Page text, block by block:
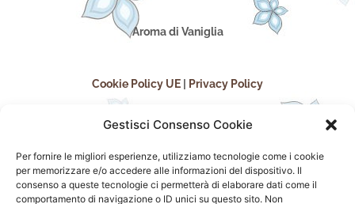
Gestisci Consenso Cookie
Per fornire le migliori esperienze, utilizziamo tecnologie come i cookie
per memorizzare e/o accedere alle informazioni del dispositivo. Il
consenso a queste tecnologie ci permetterà di elaborare dati come il
comportamento di navigazione o ID unici su questo sito. Non
Aroma di Vaniglia
Cookie Policy UE Privacy Policy